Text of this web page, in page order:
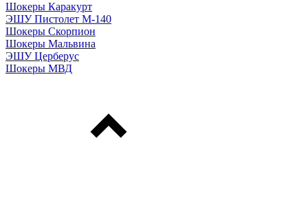
Шокеры Каракурт
ЭШУ Пистолет М-140
Шокеры Скорпион
Шокеры Мальвина
ЭШУ Церберус
Шокеры МВД